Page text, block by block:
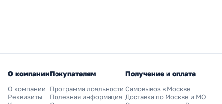
О компании
О компании
Реквизиты
Покупателям
Программа лояльности
Полезная информация
Получение и оплата
Самовывоз в Москве
Доставка по Москве и МО